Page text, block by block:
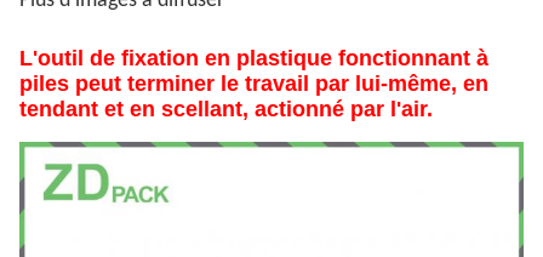
L'outil de fixation en plastique fonctionnant à
piles peut terminer le travail par lui-même, en
tendant et en scellant, actionné par l'air.